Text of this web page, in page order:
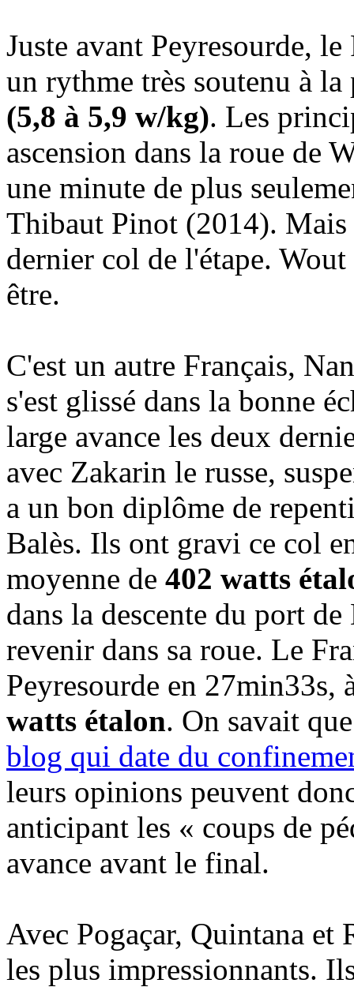
Juste avant Peyresourde,
un rythme très soutenu à
(5,8 à 5,9 w/kg). Les
ascension dans la roue de
une minute de plus
Thibaut Pinot (2014). Mais
dernier col de l'étape.
être.
C'est un autre Français,
s'est glissé dans la bonne
large avance les deux
avec Zakarin le russe,
a un bon diplôme de
Balès. Ils ont gravi ce col
moyenne de 402 watts
dans la descente du port
revenir dans sa roue. Le
Peyresourde en 27min33s,
watts étalon. On savait
blog qui date du
leurs opinions peuvent
anticipant les « coups de
avance avant le final.
Avec Pogaçar, Quintana et
les plus impressionnants.